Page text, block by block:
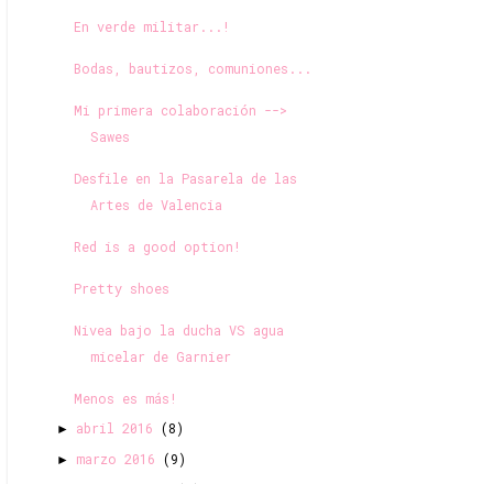
En verde militar...!
Bodas, bautizos, comuniones...
Mi primera colaboración -->
Sawes
Desfile en la Pasarela de las
Artes de Valencia
Red is a good option!
Pretty shoes
Nivea bajo la ducha VS agua
micelar de Garnier
Menos es más!
► abril 2016 (8)
► marzo 2016 (9)